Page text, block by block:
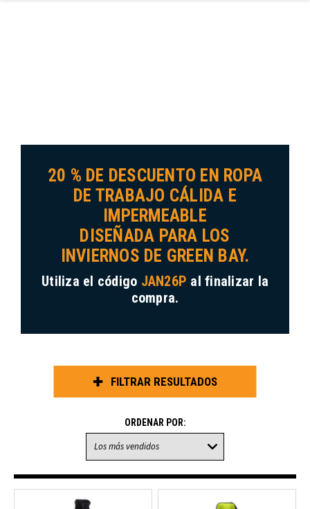
20 % DE DESCUENTO EN ROPA
DE TRABAJO CÁLIDA E
IMPERMEABLE
DISEÑADA PARA LOS
INVIERNOS DE GREEN BAY.
Utiliza el código JAN26P al finalizar la
compra.
FILTRAR RESULTADOS
ORDENAR POR: